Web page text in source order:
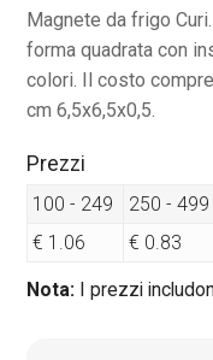
Magnete da frigo
forma quadrata con
colori. Il costo
cm 6,5x6,5x0,5.
Prezzi
100 - 249 250 - 499
€ 1.06
€ 0.83
Nota: I prezzi